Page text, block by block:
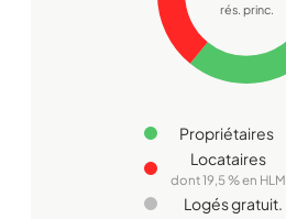
rés. princ.
Propriétaires
Locataires
dont 19,5 % en HLM
Logés gratuit.